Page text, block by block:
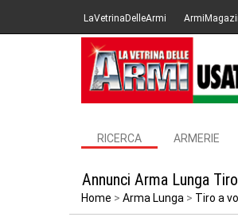
LaVetrinaDelleArmi
RICERCA ARMERIE
Annunci Arma Lunga
Home Arma Lunga Tiro a